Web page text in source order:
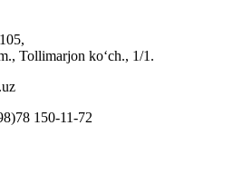
Tollimarjon koʻch., 1/1.
150-11-72